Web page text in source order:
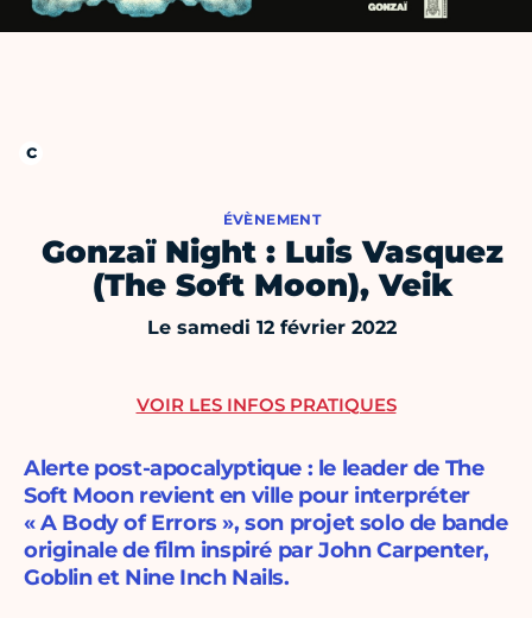
ÉVÈNEMENT
Gonzaï Night : Luis Vasquez
(The Soft Moon), Veik
Le samedi 12 février 2022
Alerte post-apocalyptique : le leader de The
Soft Moon revient en ville pour interpréter
« A Body of Errors », son projet solo de bande
originale de film inspiré par John Carpenter,
Goblin et Nine Inch Nails.
VOIR LES INFOS PRATIQUES